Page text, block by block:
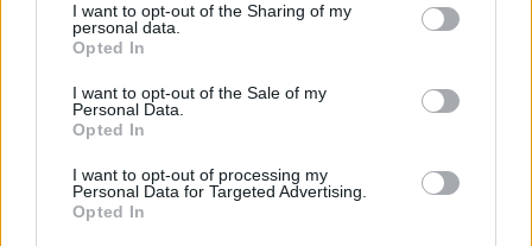
not limited to your visit or usage behaviour. You may click to
grant or deny consent to Google and its third-party tags to
use your data for below specified purposes in below Google
consent section.
I want to opt-out of the Sharing of my
personal data.
Opted In
I want to opt-out of the Sale of my
Personal Data.
Opted In
I want to opt-out of processing my
Personal Data for Targeted Advertising.
Opted In
GalluraOggi.it